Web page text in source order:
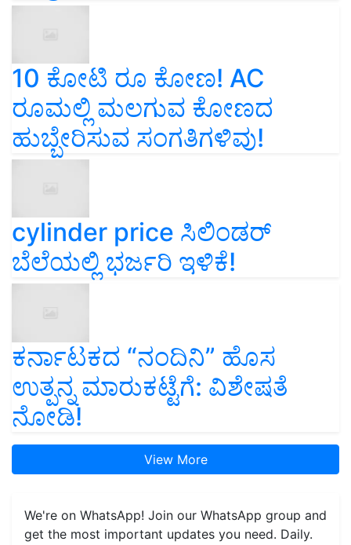
10 ಕೋಟಿ ರೂ ಕೋಣ! AC
ರೂಮಲ್ಲಿ ಮಲಗುವ ಕೋಣದ
ಹುಬ್ಬೇರಿಸುವ ಸಂಗತಿಗಳಿವು!
cylinder price ಸಿಲಿಂಡರ್‌
ಬೆಲೆಯಲ್ಲಿ ಭರ್ಜರಿ ಇಳಿಕೆ!
ಕರ್ನಾಟಕದ “ನಂದಿನಿ” ಹೊಸ
ಉತ್ಪನ್ನ ಮಾರುಕಟ್ಟೆಗೆ: ವಿಶೇಷತೆ
ನೋಡಿ!
View More
We're on WhatsApp! Join our WhatsApp group and
get the most important updates you need. Daily.